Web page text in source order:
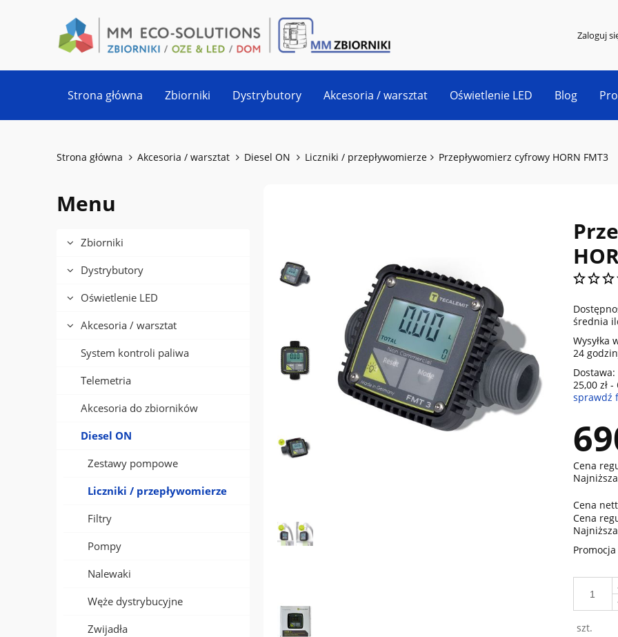
Zaloguj
Strona główna Zbiorniki Dystrybutory Akcesoria / warsztat Oświetlenie LED Blog
Strona główna Akcesoria / warsztat Diesel ON Liczniki / przepływomierze Przepływomierz cyfrowy HORN FMT3
Menu
Zbiorniki
Dystrybutory
Oświetlenie LED
Akcesoria / warsztat
System kontroli paliwa
Telemetria
Akcesoria do zbiorników
Diesel ON
Zestawy pompowe
Liczniki / przepływomierze
Filtry
Pompy
Nalewaki
Węże dystrybucyjne
Zwijadła
średnia
Wysyłka
24
Dostawa:
25,00 zł -
Cena nie zawiera ewentualnych
sprawdź
Cena
Cena
Cena
szt.